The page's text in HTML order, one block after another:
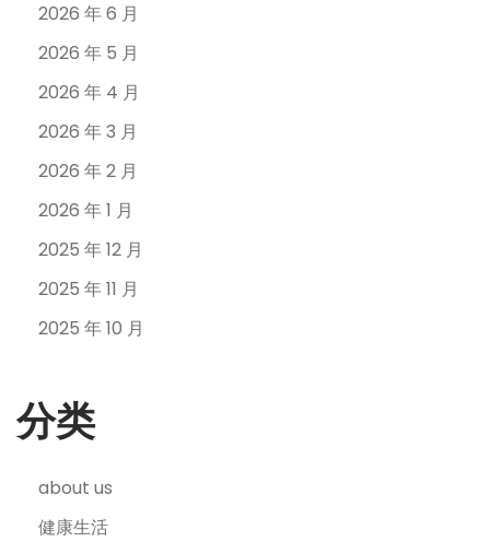
2026 年 6 月
2026 年 5 月
2026 年 4 月
2026 年 3 月
2026 年 2 月
2026 年 1 月
2025 年 12 月
2025 年 11 月
2025 年 10 月
分类
about us
健康生活